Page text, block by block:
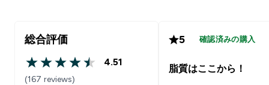
総合評価
4.51 out of 5 stars
4.51
(167 reviews)
5 確認済みの購入
脂質はここから！